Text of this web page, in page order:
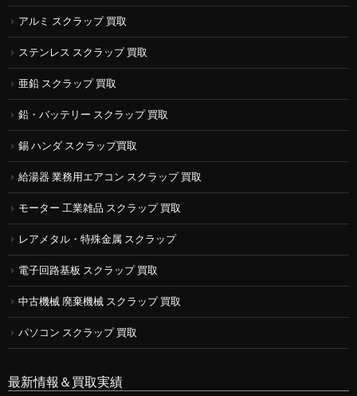
アルミ スクラップ 買取
ステンレス スクラップ 買取
亜鉛 スクラップ 買取
鉛・バッテリー スクラップ 買取
錫 ハンダ スクラップ買取
給湯器 業務用エアコン スクラップ 買取
モーター 工業雑品 スクラップ 買取
レアメタル・特殊金属 スクラップ
電子回路基板 スクラップ 買取
中古機械 廃棄機械 スクラップ 買取
パソコン スクラップ 買取
最新情報＆買取実績